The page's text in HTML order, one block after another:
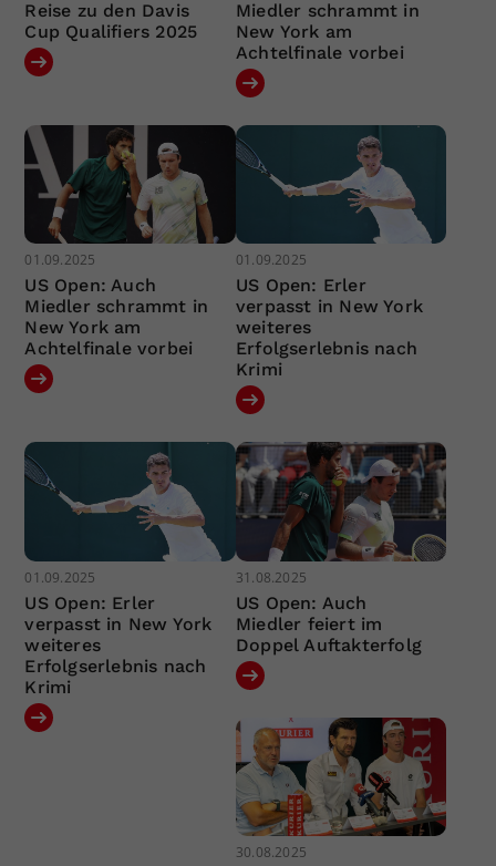
Reise zu den Davis
Cup Qualifiers 2025
Miedler schrammt in
New York am
Achtelfinale vorbei
01.09.2025
US Open: Auch
Miedler schrammt in
New York am
Achtelfinale vorbei
01.09.2025
US Open: Erler
verpasst in New York
weiteres
Erfolgserlebnis nach
Krimi
01.09.2025
US Open: Erler
verpasst in New York
weiteres
Erfolgserlebnis nach
Krimi
31.08.2025
US Open: Auch
Miedler feiert im
Doppel Auftakterfolg
30.08.2025